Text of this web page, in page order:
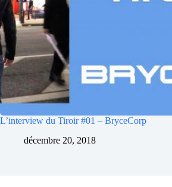
L’interview du Tiroir #01 – BryceCorp
décembre 20, 2018